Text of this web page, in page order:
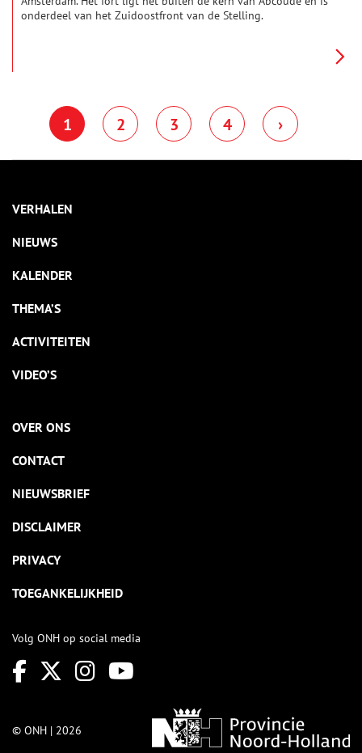
onderdeel van het Zuidoostfront van de Stelling.
1 2 3 4 ›
VERHALEN
NIEUWS
KALENDER
THEMA’S
ACTIVITEITEN
VIDEO’S
OVER ONS
CONTACT
NIEUWSBRIEF
DISCLAIMER
PRIVACY
TOEGANKELIJKHEID
Volg ONH op social media
© ONH | 2026